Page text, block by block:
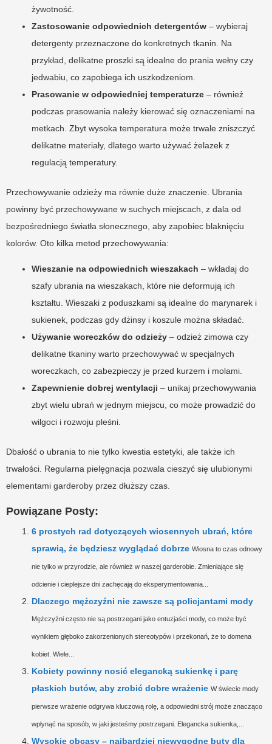
żywotność.
Zastosowanie odpowiednich detergentów – wybieraj
detergenty przeznaczone do konkretnych tkanin. Na
przykład, delikatne proszki są idealne do prania wełny czy
jedwabiu, co zapobiega ich uszkodzeniom.
Prasowanie w odpowiedniej temperaturze – również
podczas prasowania należy kierować się oznaczeniami na
metkach. Zbyt wysoka temperatura może trwale zniszczyć
delikatne materiały, dlatego warto używać żelazek z
regulacją temperatury.
Przechowywanie odzieży ma równie duże znaczenie. Ubrania
powinny być przechowywane w suchych miejscach, z dala od
bezpośredniego światła słonecznego, aby zapobiec blaknięciu
kolorów. Oto kilka metod przechowywania:
Wieszanie na odpowiednich wieszakach – wkładaj do
szafy ubrania na wieszakach, które nie deformują ich
kształtu. Wieszaki z poduszkami są idealne do marynarek i
sukienek, podczas gdy dżinsy i koszule można składać.
Używanie woreczków do odzieży – odzież zimowa czy
delikatne tkaniny warto przechowywać w specjalnych
woreczkach, co zabezpieczy je przed kurzem i molami.
Zapewnienie dobrej wentylacji – unikaj przechowywania
zbyt wielu ubrań w jednym miejscu, co może prowadzić do
wilgoci i rozwoju pleśni.
Dbałość o ubrania to nie tylko kwestia estetyki, ale także ich
trwałości. Regularna pielęgnacja pozwala cieszyć się ulubionymi
elementami garderoby przez dłuższy czas.
Powiązane Posty:
6 prostych rad dotyczących wiosennych ubrań, które
sprawią, że będziesz wyglądać dobrze Wiosna to czas odnowy
nie tylko w przyrodzie, ale również w naszej garderobie. Zmieniające się
odcienie i cieplejsze dni zachęcają do eksperymentowania...
Dlaczego mężczyźni nie zawsze są policjantami mody
Mężczyźni często nie są postrzegani jako entuzjaści mody, co może być
wynikiem głęboko zakorzenionych stereotypów i przekonań, że to domena
kobiet. Wiele...
Kobiety powinny nosić elegancką sukienkę i parę
płaskich butów, aby zrobić dobre wrażenie W świecie mody
pierwsze wrażenie odgrywa kluczową rolę, a odpowiedni strój może znacząco
wpłynąć na sposób, w jaki jesteśmy postrzegani. Elegancka sukienka,...
Wysokie obcasy – najbardziej niewygodne buty dla